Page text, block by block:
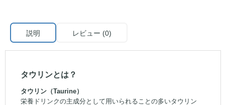
説明 レビュー (0)
タウリンとは？
タウリン（Taurine）
栄養ドリンクの主成分として用いられることの多いタウリン